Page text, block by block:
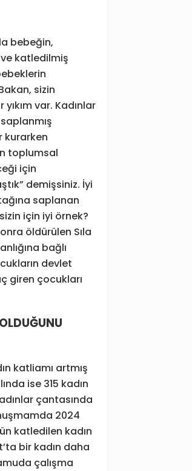
bebeğin,
katledilmiş
sizin
var. Kadınlar
kurarken
toplumsal
için
demişsiniz. İyi
saplanan
için iyi örnek?
öldürülen Sıla
bağlı
devlet
giren çocukları
katliamı artmış
ise 315 kadın
çantasında
2024
katledilen kadın
bir kadın daha
çalışma